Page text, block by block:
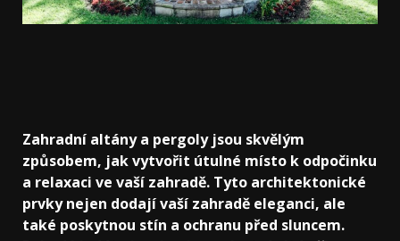
Zahradní altány a pergoly jsou skvělým
způsobem, jak vytvořit útulné místo k odpočinku
a relaxaci ve vaší zahradě. Tyto architektonické
prvky nejen dodají vaší zahradě eleganci, ale
také poskytnou stín a ochranu před sluncem.